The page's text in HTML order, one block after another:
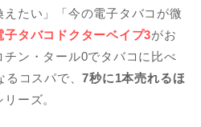
えたい」「今の電子タバコが微
子タバコドクターベイプ3がお
ン・タール0でタバコに比べ
るコスパで、7秒に1本売れるほ
ーズ。